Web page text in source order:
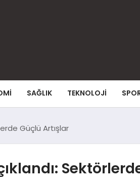
SAĞLIK TEKNOLOJI
Güçlü Artışlar